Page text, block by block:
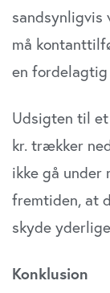
må
en
Udsigten til
kr. trækker
ikke gå under
fremtiden, at
skyde
Konklusion